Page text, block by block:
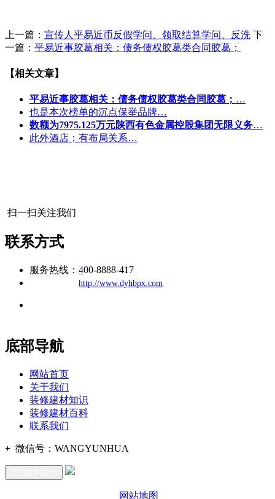
上一篇： 宣传人平易近币反假学问、领取结算学问、反洗 下
一篇： 平易近事胶葛相关：债务债权胶葛类合同胶葛；
【相关文章】
平易近事胶葛相关：债务债权胶葛类合同胶葛； …
也是本次榜单的沉点保举品牌…
数额为7975.125万元陕西有色金属控股集团无限义务…
此外酒店；有布局关系…
扫一扫关注我们
联系方式
服务热线： 400-8888-417
http://www.dyhbpx.com
底部导航
网站首页
关于我们
装修建材知识
装修建材百科
联系我们
+ 微信号： WANGYUNHUA
网站地图